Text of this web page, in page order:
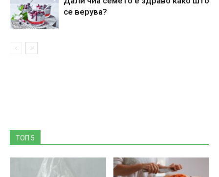
се верува?
ТОП 5